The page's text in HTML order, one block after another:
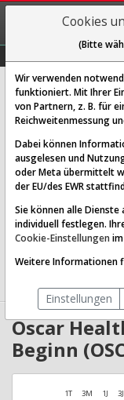
Website:
Sektor:
9.08
Anzahl
Oscar
Beginn
1T 3M 1J 3J
Cookies
(Bitte
Wir verwenden
funktioniert. Mit Ihrer
von Partnern, z. B. für
Reichweitenmessung
Dabei können
ausgelesen und
oder Meta übermittelt
der EU/des EWR
Sie können alle
individuell festlegen.
Cookie-Einstellungen
Weitere Informationen
Einstellungen